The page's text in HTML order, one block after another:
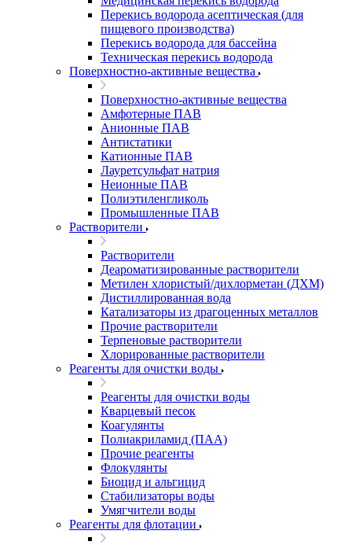
Перекись водорода асептическая (для
пищевого производства)
Перекись водорода для бассейна
Техническая перекись водорода
Поверхностно-активные вещества
Поверхностно-активные вещества
Амфотерные ПАВ
Анионные ПАВ
Антистатики
Катионные ПАВ
Лауретсульфат натрия
Неионные ПАВ
Полиэтиленгликоль
Промышленные ПАВ
Растворители
Растворители
Деароматизированные растворители
Метилен хлористый/дихлорметан (ДХМ)
Дистиллированная вода
Катализаторы из драгоценных металлов
Прочие растворители
Терпеновые растворители
Хлорированные растворители
Реагенты для очистки воды
Реагенты для очистки воды
Кварцевый песок
Коагулянты
Полиакриламид (ПАА)
Прочие реагенты
Флокулянты
Биоцид и альгицид
Стабилизаторы воды
Умягчители воды
Реагенты для флотации